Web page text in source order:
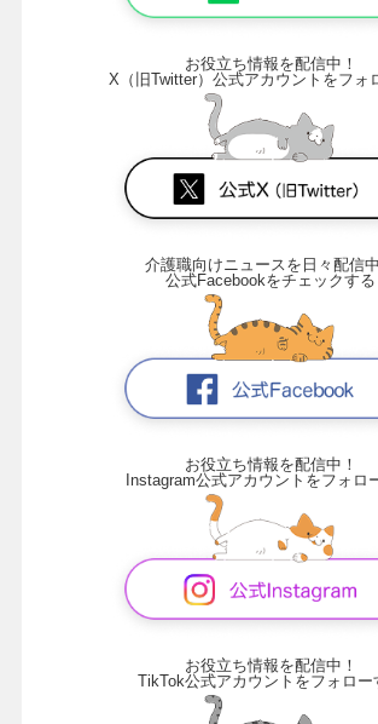
お役立ち情報を配信中！
X（旧Twitter）公式アカウントをフォ
介護職向けニュースを日々配信中
公式Facebookをチェックする
お役立ち情報を配信中！
Instagram公式アカウントをフォロ
お役立ち情報を配信中！
TikTok公式アカウントをフォロー